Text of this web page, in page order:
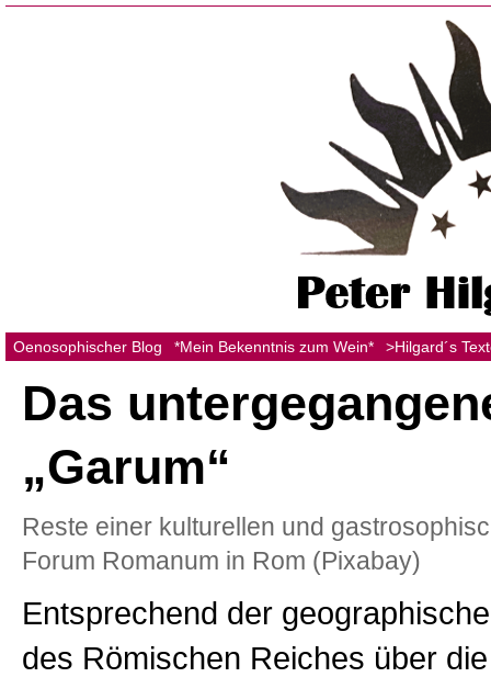
Oenosophischer Blog *Mein Bekenntnis zum Wein* >Hilgard´s
Das
„Garum“
Reste einer kulturellen und
Forum Romanum in Rom (Pixabay)
Entsprechend der
des Römischen Reiches über